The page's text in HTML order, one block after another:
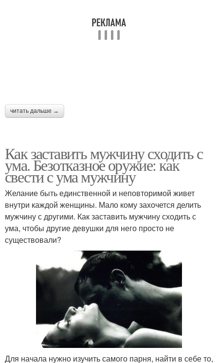
читать дальше →
Как заставить мужчину сходить с
ума. Безотказное оружие: как
свести с ума мужчину
Желание быть единственной и неповторимой живет
внутри каждой женщины. Мало кому захочется делить
мужчину с другими. Как заставить мужчину сходить с
ума, чтобы другие девушки для него просто не
существовали?
Для начала нужно изучить самого парня, найти в себе то,